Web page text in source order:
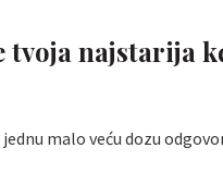
tvoja najstarija
malo veću dozu